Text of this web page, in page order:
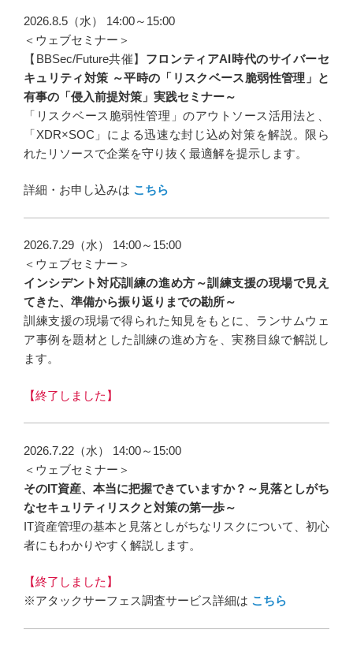
2026.8.5（水） 14:00～15:00
＜ウェブセミナー＞
【BBSec/Future共催】 フロンティアAI時代のサイバーセ
キュリティ対策 ～平時の「リスクベース脆弱性管理」と
有事の「侵入前提対策」実践セミナー～
「リスクベース脆弱性管理」のアウトソース活用法と、
「XDR×SOC」による迅速な封じ込め対策を解説。限ら
れたリソースで企業を守り抜く最適解を提示します。
詳細・お申し込みは こちら
2026.7.29（水） 14:00～15:00
＜ウェブセミナー＞
インシデント対応訓練の進め方～訓練支援の現場で見え
てきた、準備から振り返りまでの勘所～
訓練支援の現場で得られた知見をもとに、ランサムウェ
ア事例を題材とした訓練の進め方を、実務目線で解説し
ます。
【終了しました】
2026.7.22（水） 14:00～15:00
＜ウェブセミナー＞
そのIT資産、本当に把握できていますか？～見落としがち
なセキュリティリスクと対策の第一歩～
IT資産管理の基本と見落としがちなリスクについて、初心
者にもわかりやすく解説します。
【終了しました】
※アタックサーフェス調査サービス詳細は こちら